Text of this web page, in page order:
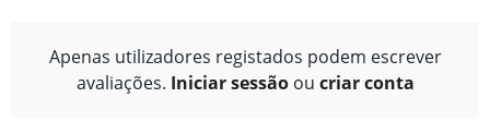
Apenas utilizadores registados podem escrever
avaliações. Iniciar sessão ou criar conta